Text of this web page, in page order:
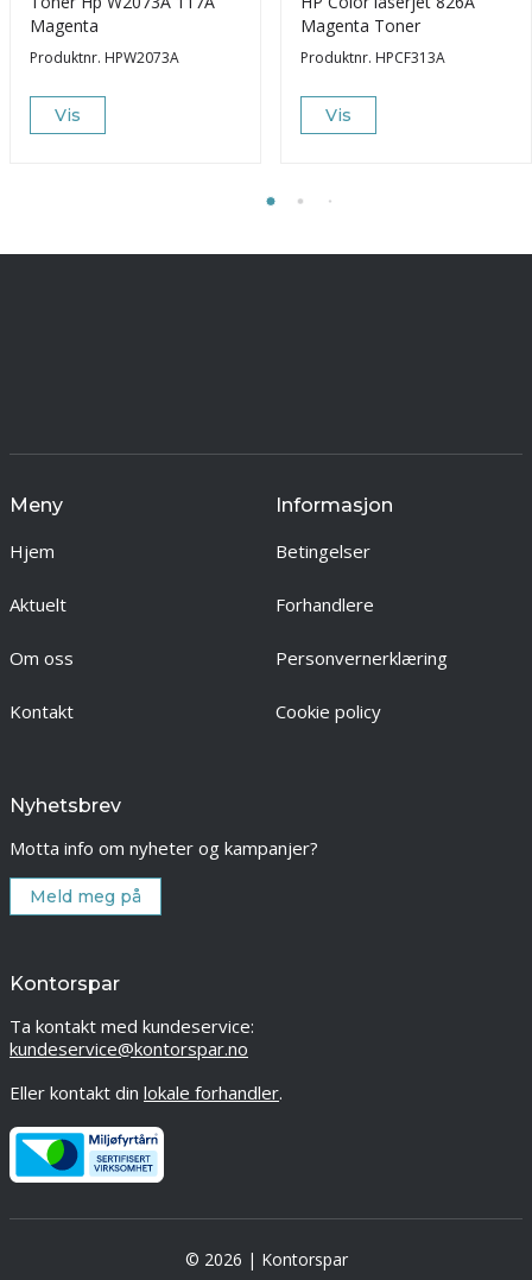
Magenta
Produktnr. HPW2073A
Vis
Magenta Toner
Produktnr. HPCF313A
Vis
Meny
Hjem
Aktuelt
Om oss
Kontakt
Informasjon
Betingelser
Forhandlere
Personvernerklæring
Cookie policy
Nyhetsbrev
Motta info om nyheter og kampanjer?
Meld meg på
Kontorspar
Ta kontakt med kundeservice:
kundeservice@kontorspar.no
Eller kontakt din lokale forhandler.
© 2026 | Kontorspar